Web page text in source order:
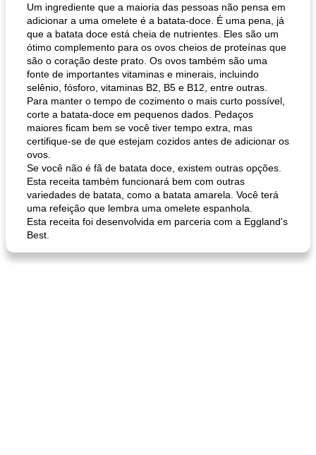
Um ingrediente que a maioria das pessoas não pensa em
adicionar a uma omelete é a batata-doce. É uma pena, já
que a batata doce está cheia de nutrientes. Eles são um
ótimo complemento para os ovos cheios de proteínas que
são o coração deste prato. Os ovos também são uma
fonte de importantes vitaminas e minerais, incluindo
selênio, fósforo, vitaminas B2, B5 e B12, entre outras.
Para manter o tempo de cozimento o mais curto possível,
corte a batata-doce em pequenos dados. Pedaços
maiores ficam bem se você tiver tempo extra, mas
certifique-se de que estejam cozidos antes de adicionar os
ovos.
Se você não é fã de batata doce, existem outras opções.
Esta receita também funcionará bem com outras
variedades de batata, como a batata amarela. Você terá
uma refeição que lembra uma omelete espanhola.
Esta receita foi desenvolvida em parceria com a Eggland's
Best.